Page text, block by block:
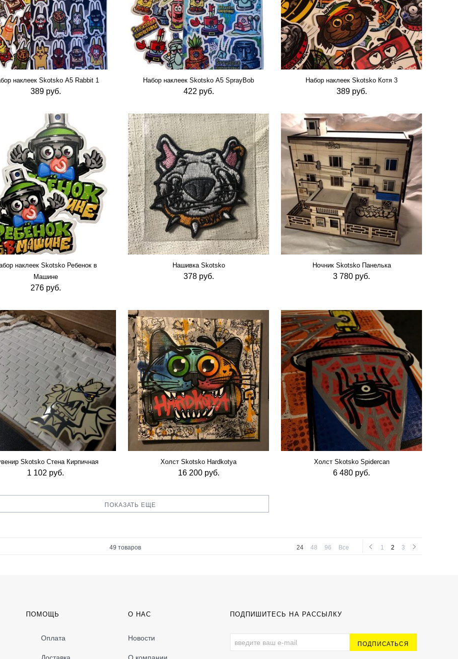
наклеек Skotsko А5 Rabbit 1
389 руб.
Набор наклеек Skotsko А5 SprayBob
422 руб.
Набор наклеек Skotsko Котя 3
389 руб.
наклеек Skotsko Ребенок в
Машине
276 руб.
Нашивка Skotsko
378 руб.
Ночник Skotsko Панелька
3 780 руб.
Skotsko Стена Кирпичная
1 102 руб.
Холст Skotsko Hardkotya
16 200 руб.
Холст Skotsko Spidercan
6 480 руб.
ПОКАЗАТЬ ЕЩЕ
49 товаров 24 48 96 Все 1 2 3
ПОМОЩЬ
Оплата
О НАС
Новости
ПОДПИШИТЕСЬ НА РАССЫЛКУ